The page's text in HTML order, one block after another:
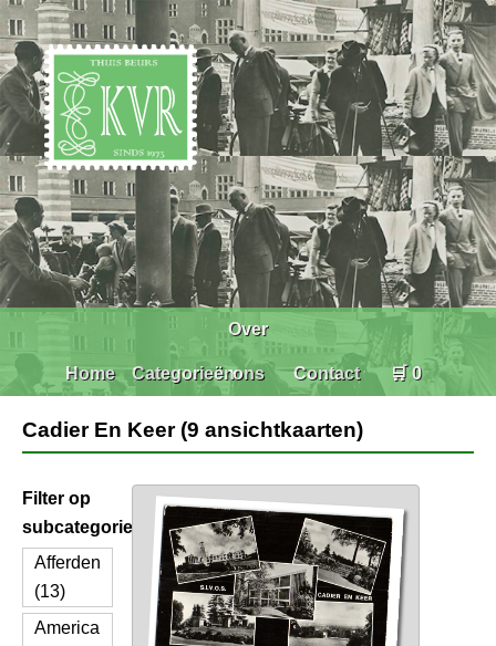
Home Categorieën
Over
ons Contact 🛒 0
Cadier En Keer (9 ansichtkaarten)
Filter op
subcategorie
Afferden
(13)
America